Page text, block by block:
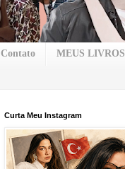
Contato MEUS LIVROS
Curta Meu Instagram